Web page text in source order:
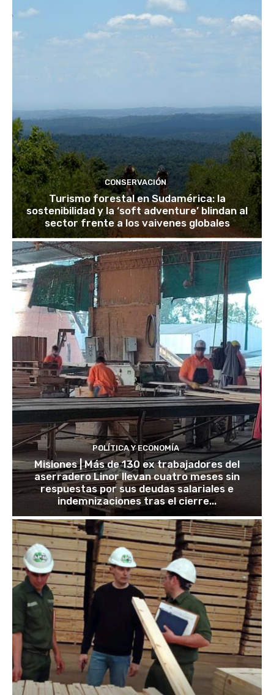
CONSERVACIÓN
Turismo forestal en Sudamérica: la
sostenibilidad y la ‘soft adventure’ blindan al
sector frente a los vaivenes globales
POLÍTICA Y ECONOMÍA
Misiones | Más de 130 ex trabajadores del
aserradero Linor llevan cuatro meses sin
respuestas por sus deudas salariales e
indemnizaciones tras el cierre...